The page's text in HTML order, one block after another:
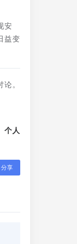
安
益变
。
个人
分享